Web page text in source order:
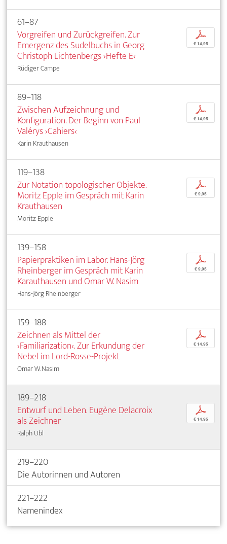
61–87
Vorgreifen und Zurückgreifen. Zur
Emergenz des Sudelbuchs in Georg
Christoph Lichtenbergs ›Hefte E‹
Rüdiger Campe
p
€ 14,95
89–118
Zwischen Aufzeichnung und
Konfiguration. Der Beginn von Paul
Valérys ›Cahiers‹
Karin Krauthausen
p
€ 14,95
119–138
Zur Notation topologischer Objekte.
Moritz Epple im Gespräch mit Karin
Krauthausen
Moritz Epple
p
€ 9,95
139–158
Papierpraktiken im Labor. Hans-Jörg
Rheinberger im Gespräch mit Karin
Karauthausen und Omar W. Nasim
Hans-Jörg Rheinberger
p
€ 9,95
159–188
Zeichnen als Mittel der
›Familiarization‹. Zur Erkundung der
Nebel im Lord-Rosse-Projekt
Omar W. Nasim
p
€ 14,95
189–218
Entwurf und Leben. Eugène Delacroix
als Zeichner
Ralph Ubl
p
€ 14,95
219–220
Die Autorinnen und Autoren
221–222
Namenindex